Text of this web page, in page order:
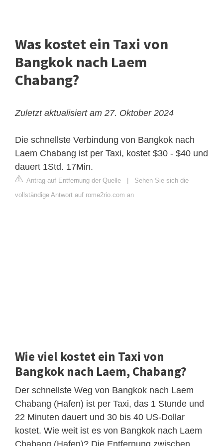
Was kostet ein Taxi von
Bangkok nach Laem
Chabang?
Zuletzt aktualisiert am 27. Oktober 2024
Die schnellste Verbindung von Bangkok nach
Laem Chabang ist per Taxi, kostet $30 - $40 und
dauert 1Std. 17Min.
Antrag auf Entfernung der Quelle
Sehen Sie sich die
vollständige Antwort auf rome2rio.com an
Wie viel kostet ein Taxi von
Bangkok nach Laem, Chabang?
Der schnellste Weg von Bangkok nach Laem
Chabang (Hafen) ist per Taxi, das 1 Stunde und
22 Minuten dauert und 30 bis 40 US-Dollar
kostet. Wie weit ist es von Bangkok nach Laem